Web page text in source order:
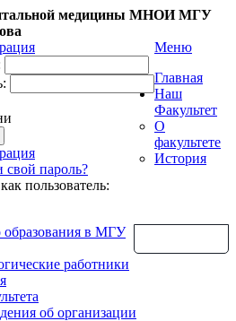
медицины МНОИ МГУ
свой пароль?
пользователь:
Меню
Главная
Наш
Факультет
О
факультете
История
образования в МГУ
работники
об организации